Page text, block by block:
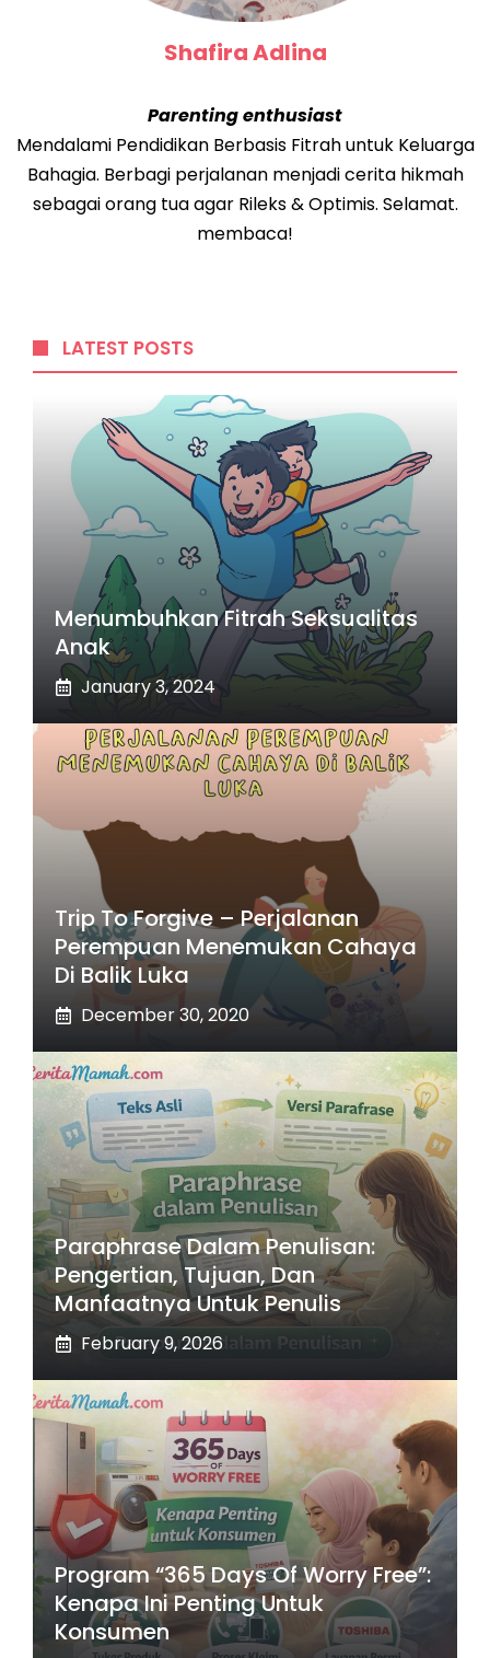
Shafira Adlina
Parenting enthusiast
Mendalami Pendidikan Berbasis Fitrah untuk Keluarga
Bahagia. Berbagi perjalanan menjadi cerita hikmah
sebagai orang tua agar Rileks & Optimis. Selamat.
membaca!
LATEST POSTS
Menumbuhkan Fitrah Seksualitas
Anak
January 3, 2024
Trip To Forgive – Perjalanan
Perempuan Menemukan Cahaya
Di Balik Luka
December 30, 2020
Paraphrase Dalam Penulisan:
Pengertian, Tujuan, Dan
Manfaatnya Untuk Penulis
February 9, 2026
Program “365 Days Of Worry Free”:
Kenapa Ini Penting Untuk
Konsumen